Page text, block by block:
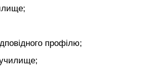
профілю;